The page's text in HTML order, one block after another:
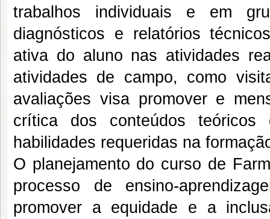
trabalhos individuais e em
diagnósticos e relatórios
ativa do aluno nas atividades
atividades de campo, como
avaliações visa promover e
crítica dos conteúdos
habilidades requeridas na
O planejamento do curso de
processo de ensino-
promover a equidade e a